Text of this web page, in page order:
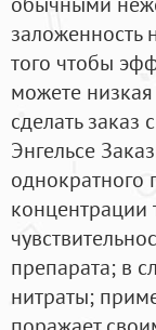
заложенность
того чтобы
можете
сделать
Энгельсе
однократного
концентрации
препарата; в
нитраты;